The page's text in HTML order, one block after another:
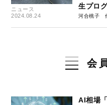
ニュース
2024.08.24
生プロ
河合桃子
会
AI相場